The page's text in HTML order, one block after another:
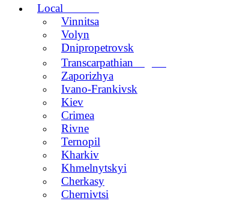
Local
Vinnitsa
Volyn
Dnipropetrovsk
Transcarpathian
Zaporizhya
Ivano-Frankivsk
Kiev
Crimea
Rivne
Ternopil
Kharkiv
Khmelnytskyi
Cherkasy
Chernivtsi